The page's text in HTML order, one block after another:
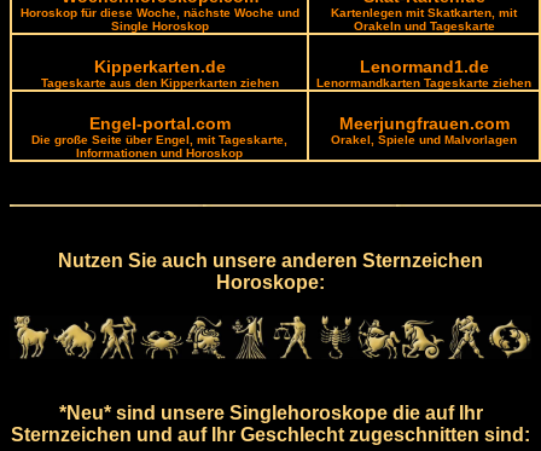
Horoskop für diese Woche, nächste Woche und
Single Horoskop
Kartenlegen mit Skatkarten, mit
Orakeln und Tageskarte
Kipperkarten.de
Tageskarte aus den Kipperkarten ziehen
Lenormand1.de
Lenormandkarten Tageskarte ziehen
Engel-portal.com
Die große Seite über Engel, mit Tageskarte,
Informationen und Horoskop
Meerjungfrauen.com
Orakel, Spiele und Malvorlagen
Nutzen Sie auch unsere anderen Sternzeichen
Horoskope:
*Neu* sind unsere Singlehoroskope die auf Ihr
Sternzeichen und auf Ihr Geschlecht zugeschnitten sind: